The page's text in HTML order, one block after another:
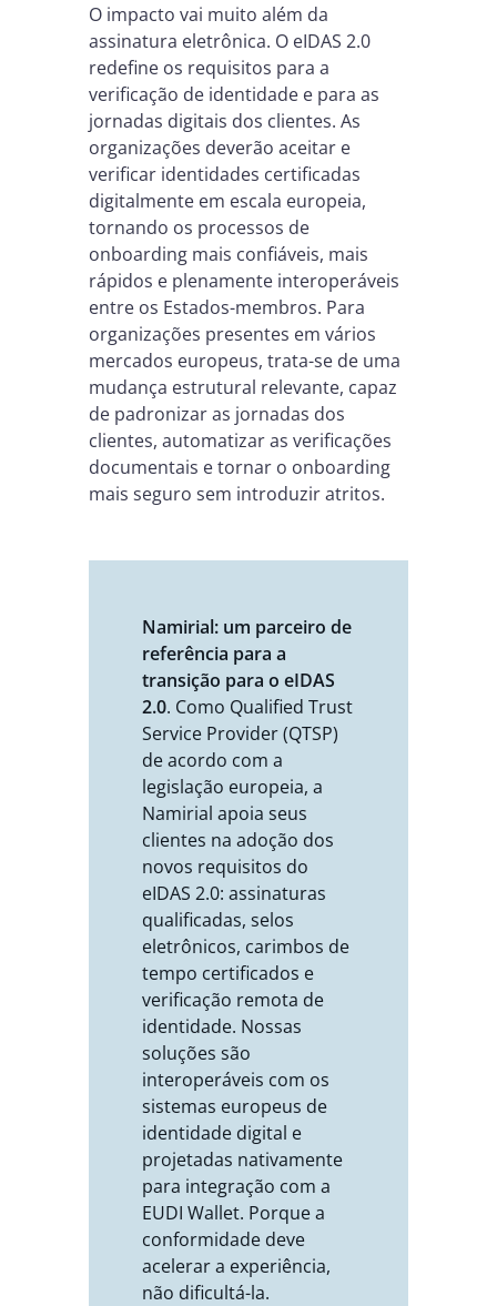
O impacto vai muito além da
assinatura eletrônica. O eIDAS 2.0
redefine os requisitos para a
verificação de identidade e para as
jornadas digitais dos clientes. As
organizações deverão aceitar e
verificar identidades certificadas
digitalmente em escala europeia,
tornando os processos de
onboarding mais confiáveis, mais
rápidos e plenamente interoperáveis
entre os Estados-membros. Para
organizações presentes em vários
mercados europeus, trata-se de uma
mudança estrutural relevante, capaz
de padronizar as jornadas dos
clientes, automatizar as verificações
documentais e tornar o onboarding
mais seguro sem introduzir atritos.
Namirial: um parceiro de
referência para a
transição para o eIDAS
2.0. Como Qualified Trust
Service Provider (QTSP)
de acordo com a
legislação europeia, a
Namirial apoia seus
clientes na adoção dos
novos requisitos do
eIDAS 2.0: assinaturas
qualificadas, selos
eletrônicos, carimbos de
tempo certificados e
verificação remota de
identidade. Nossas
soluções são
interoperáveis com os
sistemas europeus de
identidade digital e
projetadas nativamente
para integração com a
EUDI Wallet. Porque a
conformidade deve
acelerar a experiência,
não dificultá-la.